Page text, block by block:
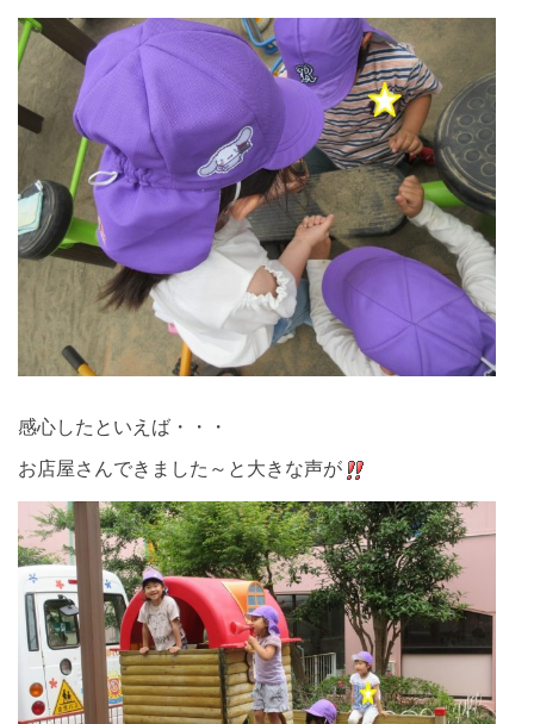
感心したといえば・・・
お店屋さんできました～と大きな声が